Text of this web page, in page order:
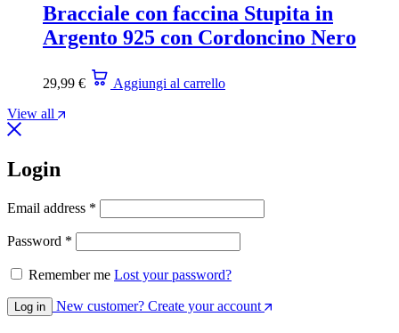
Bracciale con faccina Stupita in
Argento 925 con Cordoncino Nero
29,99 €
Aggiungi al carrello
View all
Login
Email address *
Password *
Remember me Lost your password?
Log in New customer? Create your account